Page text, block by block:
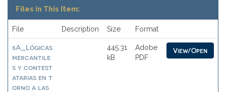
Files in This Item:
File Description Size Format
5A_Lógicas
mercantile
s y contest
atarias en t
orno a las
445.31
kB
Adobe
PDF
View/Open